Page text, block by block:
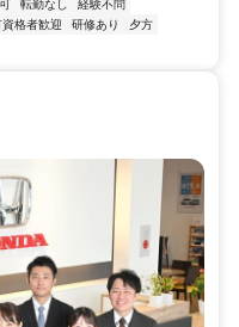
転勤なし
経験不問
資格者歓迎 研修あり
夕方